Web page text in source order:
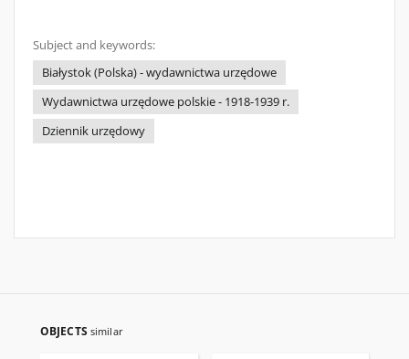
Subject and keywords:
Białystok (Polska) - wydawnictwa urzędowe
Wydawnictwa urzędowe polskie - 1918-1939 r.
Dziennik urzędowy
OBJECTS similar